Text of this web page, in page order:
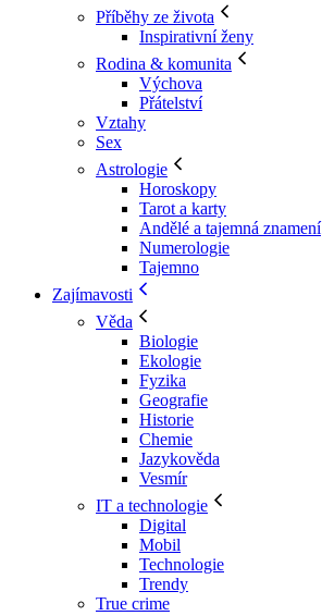
Příběhy ze života
Inspirativní ženy
Rodina & komunita
Výchova
Přátelství
Vztahy
Sex
Astrologie
Horoskopy
Tarot a karty
Andělé a tajemná znamení
Numerologie
Tajemno
Zajímavosti
Věda
Biologie
Ekologie
Fyzika
Geografie
Historie
Chemie
Jazykověda
Vesmír
IT a technologie
Digital
Mobil
Technologie
Trendy
True crime